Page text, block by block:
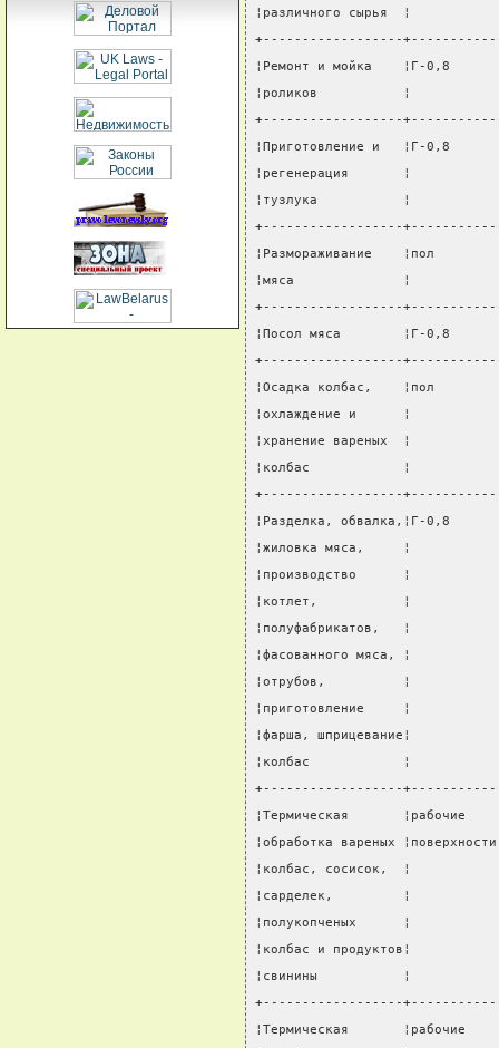
¦различного сырья  ¦
+------------------
¦Ремонт и мойка    ¦Г-0,8
¦роликов           ¦
+------------------
¦Приготовление и   ¦Г-
¦регенерация       ¦
¦тузлука           ¦
+------------------
¦Размораживание    ¦пол
¦мяса              ¦
+------------------
¦Посол мяса        ¦Г-0,8
+------------------
¦Осадка колбас,    ¦пол
¦охлаждение и      ¦
¦хранение вареных  ¦
¦колбас            ¦
+------------------
¦Разделка, обвалка,¦Г-0,8
¦жиловка мяса,     ¦
¦производство      ¦
¦котлет,           ¦
¦полуфабрикатов,   ¦
¦фасованного мяса, ¦
¦отрубов,          ¦
¦приготовление     ¦
¦фарша, шприцевание¦
¦колбас            ¦
+------------------
¦Термическая
¦обработка вареных
¦колбас, сосисок,  ¦
¦сарделек,         ¦
¦полукопченых      ¦
¦колбас и продуктов¦
¦свинины           ¦
+------------------
¦Термическая